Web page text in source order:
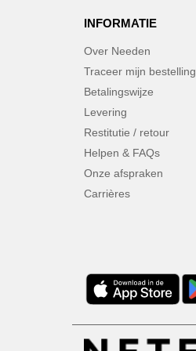
INFORMATIE
Over Needen
Traceer mijn bestelling
Betalingswijze
Levering
Restitutie / retour
Helpen & FAQs
Onze afspraken
Carrières